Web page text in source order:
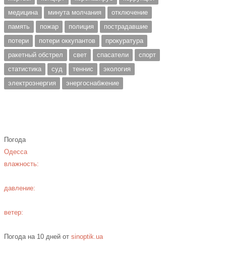
медицина
минута молчания
отключение
память
пожар полиция
пострадавшие
потери
потери оккупантов
прокуратура
ракетный обстрел
свет спасатели
спорт
статистика
суд теннис
экология
электроэнергия
энергоснабжение
Погода
Одесса
влажность:
давление:
ветер:
Погода на 10 дней отsinoptik.ua